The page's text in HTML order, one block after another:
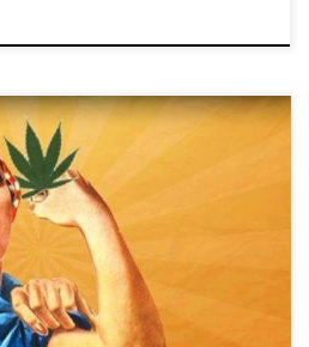
mocno na stereotypach i
cannabis. Marihuana kojarzy
reggae… ale prawda
marihuany to kobiety
Według badań Marijuana
menedżerów w branży cannabis